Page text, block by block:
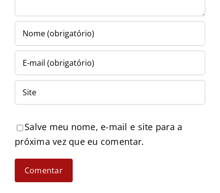
Salve meu nome, e-mail e site para a
próxima vez que eu comentar.